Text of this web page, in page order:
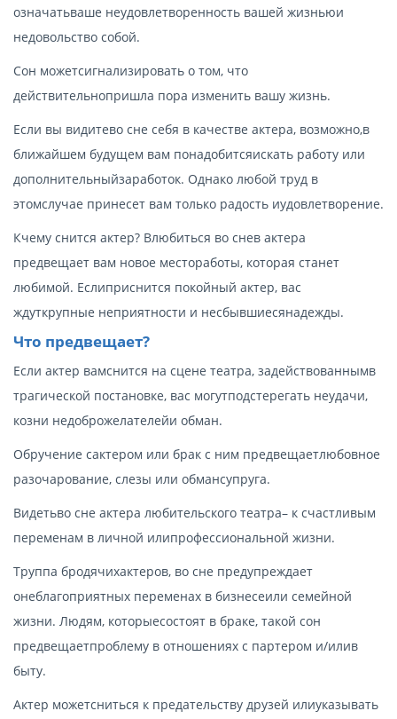
означатьваше неудовлетворенность вашей жизньюи
недовольство собой.
Сон можетсигнализировать о том, что
действительнопришла пора изменить вашу жизнь.
Если вы видитево сне себя в качестве актера, возможно,в
ближайшем будущем вам понадобитсяискать работу или
дополнительныйзаработок. Однако любой труд в
этомслучае принесет вам только радость иудовлетворение.
Кчему снится актер? Влюбиться во снев актера
предвещает вам новое местоработы, которая станет
любимой. Еслиприснится покойный актер, вас
ждуткрупные неприятности и несбывшиесянадежды.
Что предвещает?
Если актер вамснится на сцене театра, задействованнымв
трагической постановке, вас могутподстерегать неудачи,
козни недоброжелателейи обман.
Обручение сактером или брак с ним предвещаетлюбовное
разочарование, слезы или обмансупруга.
Видетьво сне актера любительского театра– к счастливым
переменам в личной илипрофессиональной жизни.
Труппа бродячихактеров, во сне предупреждает
онеблагоприятных переменах в бизнесеили семейной
жизни. Людям, которыесостоят в браке, такой сон
предвещаетпроблему в отношениях с партером и/илив
быту.
Актер можетсниться к предательству друзей илиуказывать